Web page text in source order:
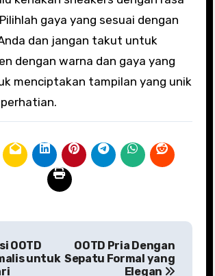
gaya yang sesuai dengan
dan jangan takut untuk
dengan warna dan gaya yang
menciptakan tampilan yang unik
OOTD
untuk
OOTD Pria Dengan
Sepatu Formal yang
Elegan